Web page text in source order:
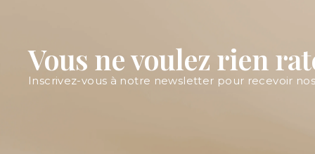
Vous ne voulez rien
Inscrivez-vous à notre newsletter pour recevoir